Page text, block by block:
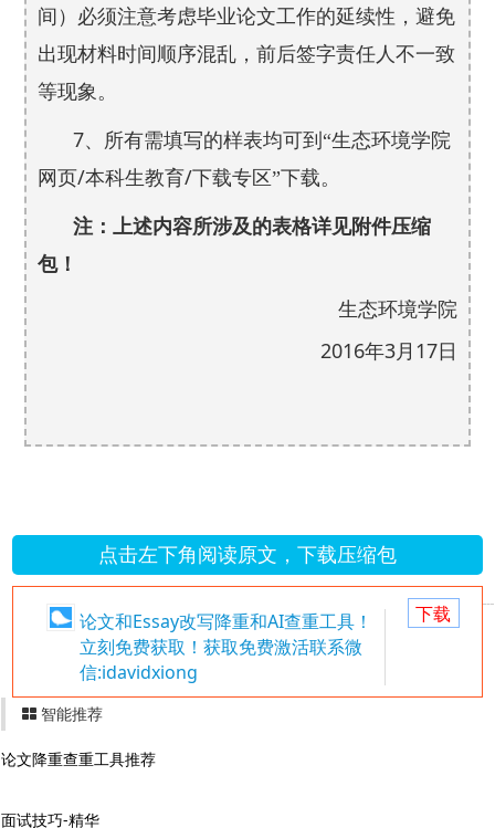
间）必须注意考虑毕业论文工作的延续性，避免
出现材料时间顺序混乱，前后签字责任人不一致
等现象。
7、所有需填写的样表均可到“生态环境学院
网页/本科生教育/下载专区”下载。
注：上述内容所涉及的表格详见附件压缩
包！
生态环境学院
2016年3月 17日
点击左下角阅读原文，下载压缩包
论文和Essay改写降重和AI查重工具！
立刻免费获取！获取免费激活联系微
信:idavidxiong
下载
智能推荐
论文降重查重工具推荐
面试技巧-精华